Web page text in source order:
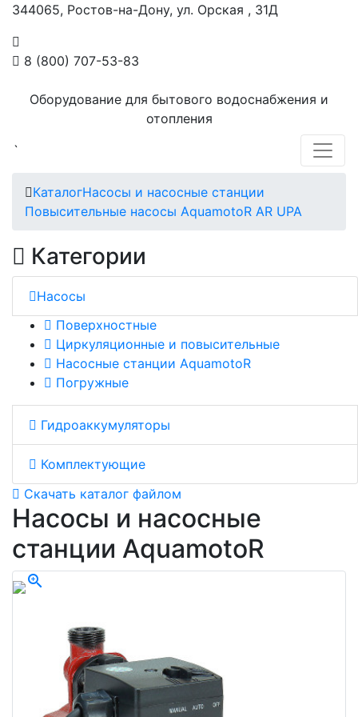
344065, Ростов-на-Дону, ул. Орская , 31Д
8 (800) 707-53-83
Оборудование для бытового водоснабжения и
отопления
`
КаталогНасосы и насосные станции
Повысительные насосы AquamotoR AR UPA
Категории
Насосы
Поверхностные
Циркуляционные и повысительные
Насосные станции AquamotoR
Погружные
Гидроаккумуляторы
Комплектующие
Скачать каталог файлом
Насосы и насосные
станции AquamotoR
zoom_in